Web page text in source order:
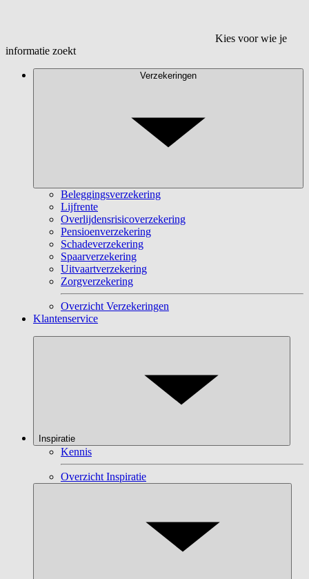
Kies voor wie je
informatie zoekt
Verzekeringen
Beleggingsverzekering
Lijfrente
Overlijdensrisicoverzekering
Pensioenverzekering
Schadeverzekering
Spaarverzekering
Uitvaartverzekering
Zorgverzekering
Overzicht Verzekeringen
Klantenservice
Inspiratie
Kennis
Overzicht Inspiratie